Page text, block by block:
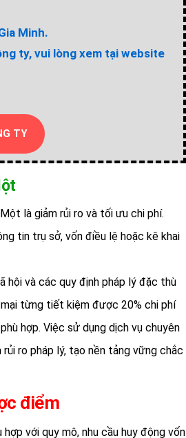
Minh.
ty, vui lòng xem tại website
TY
là giảm rủi ro và tối ưu chi phí.
tin trụ sở, vốn điều lệ hoặc kê khai
hội và các quy định pháp lý đặc thù
từng tiết kiệm được 20% chi phí
hợp. Việc sử dụng dịch vụ chuyên
ro pháp lý, tạo nền tảng vững chắc
điểm
với quy mô, nhu cầu huy động vốn